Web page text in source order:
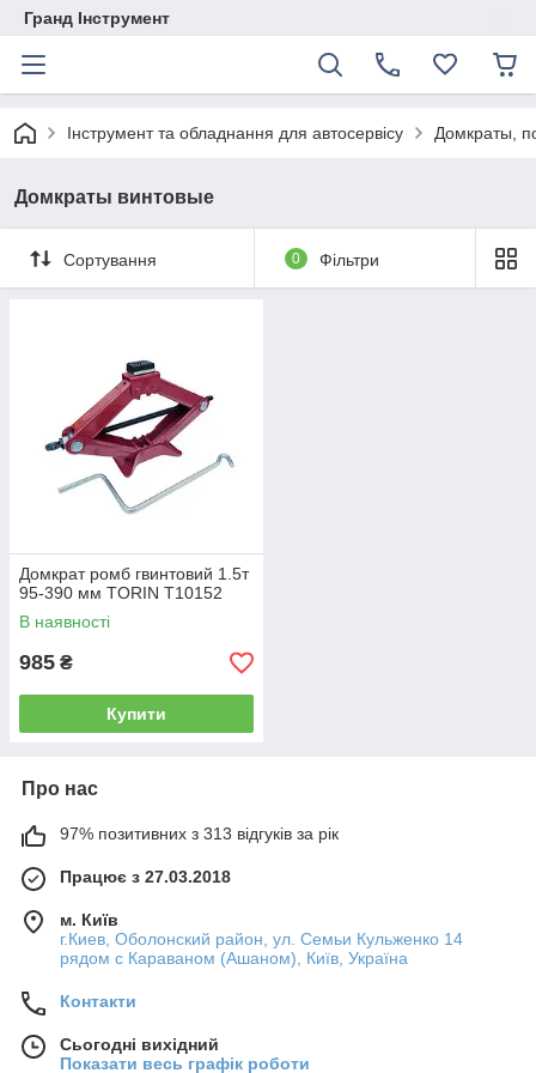
Гранд Інструмент
Інструмент та обладнання для автосервісу Домкраты,
Домкраты винтовые
Сортування 0 Фільтри
Домкрат ромб гвинтовий 1.5т
95-390 мм TORIN T10152
В наявності
985 ₴
Купити
Про нас
97% позитивних з 313 відгуків за рік
Працює з 27.03.2018
м. Київ
г.Киев, Оболонский район, ул. Семьи Кульженко 14
рядом с Караваном (Ашаном), Київ, Україна
Контакти
Сьогодні вихідний
Показати весь графік роботи